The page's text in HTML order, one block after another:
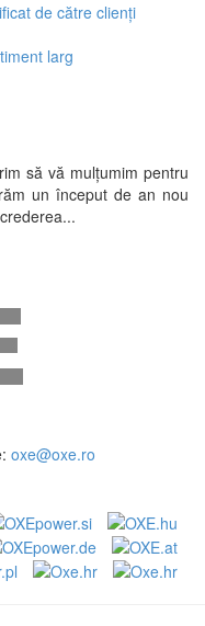
de către clienți
larg
să vă mulțumim pentru
un început de an nou
oxe@oxe.ro